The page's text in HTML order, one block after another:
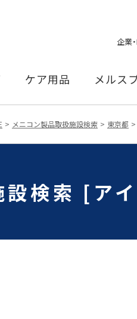
企業
ケア用品 メルス
メニコン製品取扱施設検索 東京都
設検索 [ア